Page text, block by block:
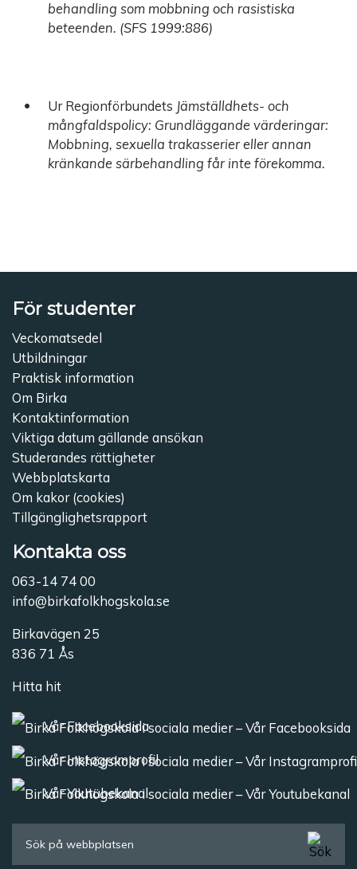
behandling som mobbning och rasistiska
beteenden. (SFS 1999:886)
Ur Regionförbundets Jämställdhets- och
mångfaldspolicy: Grundläggande värderingar:
Mobbning, sexuella trakasserier eller annan
kränkande särbehandling får inte förekomma.
För studenter
Veckomatsedel
Utbildningar
Praktisk information
Om Birka
Kontaktinformation
Viktiga datum gällande ansökan
Studerandes rättigheter
Webbplatskarta
Om kakor (cookies)
Tillgänglighetsrapport
Kontakta oss
063-14 74 00
info@birkafolkhogskola.se
Birkavägen 25
836 71 Ås
Hitta hit
Vår Facebooksida
Vår Instagramprofil
Vår Youtubekanal
Sök efter: